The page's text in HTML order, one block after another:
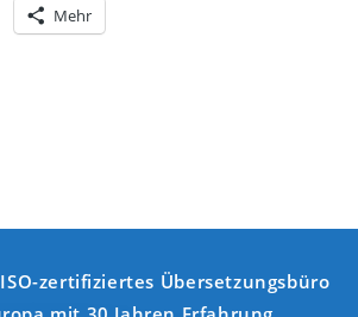
Mehr
zertifiziertes Übersetzungsbüro